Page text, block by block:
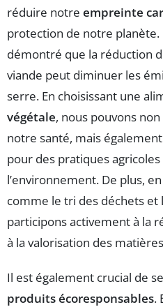
réduire notre empreinte
protection de notre planète.
démontré que la réduction
viande peut diminuer les
serre. En choisissant une
végétale, nous pouvons
notre santé, mais
pour des pratiques
l’environnement. De plus,
comme le tri des déchets et
participons activement à la
à la valorisation des
Il est également crucial de
produits écoresponsables.